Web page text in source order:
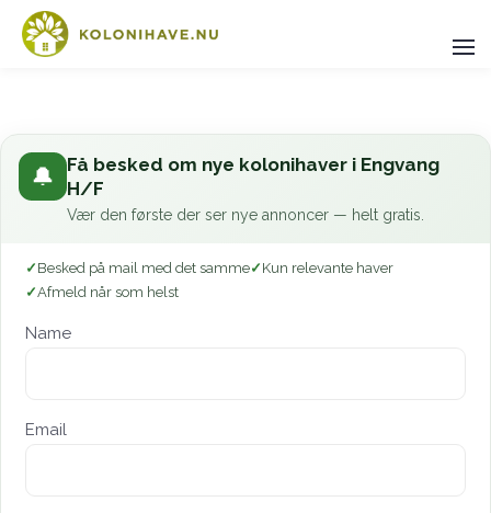
🔔
Få besked om nye kolonihaver i Engvang
H/F
Vær den første der ser nye annoncer — helt gratis.
Besked på mail med det samme
Kun relevante haver
Afmeld når som helst
Name
Email